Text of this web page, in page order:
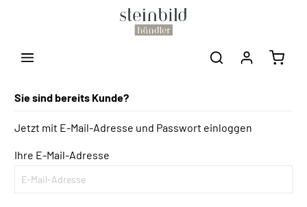
Sie sind bereits Kunde?
Jetzt mit E-Mail-Adresse und Passwort einloggen
Ihre E-Mail-Adresse